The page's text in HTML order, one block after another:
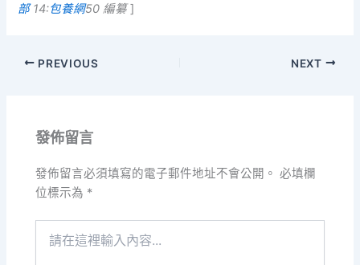
部14:包養網50 編纂]
PREVIOUS NEXT
發佈留言
發佈留言必須填寫的電子郵件地址不會公開。 必填欄
位標示為 *